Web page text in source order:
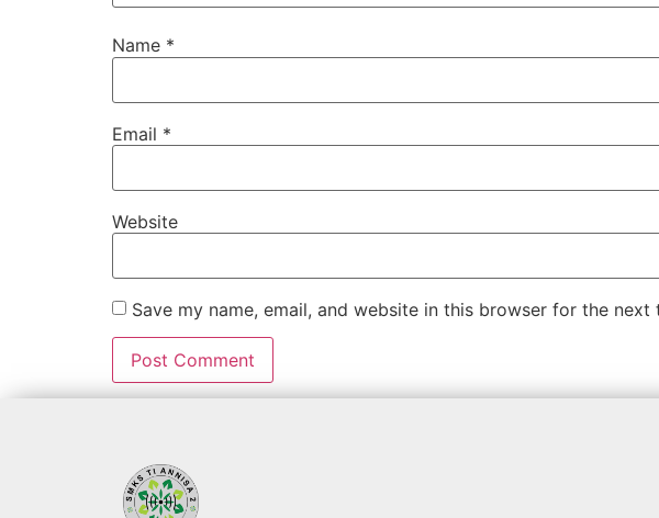
Name *
Email *
Website
Save my name, email, and website in this browser for the next